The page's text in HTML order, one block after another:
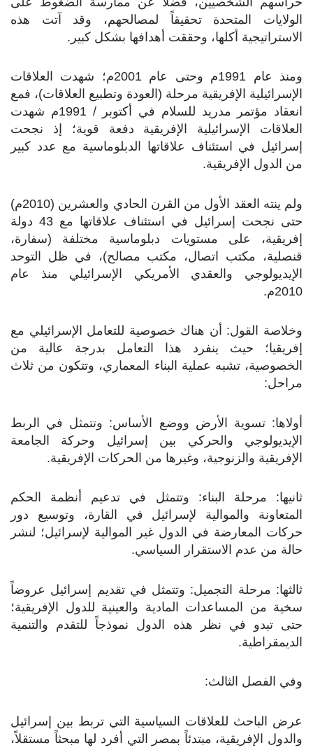
الولايات المتحدة تحقيقاً لمصالحهم، وقد آتت هذه
الاستراتيجية أكلها، وحققت أهدافها بشكل كبير.
ومنذ عام 1991م وحتى عام 2001م؛ شهدت العلاقات
الإسرائيلية الإفريقية مرحلة (العودة وتطبيع العلاقات)، فمع
انعقاد مؤتمر مدريد للسلام في أكتوبر / 1991م شهدت
العلاقات الإسرائيلية الإفريقية دفعة قوية؛ إذ نجحت
إسرائيل في استئناف علاقاتها الدبلوماسية مع عدد كبير
من الدول الإفريقية.
ولم ينته العقد الأول من القرن الحادي والعشرين (2010م)
حتى نجحت إسرائيل في استئناف علاقاتها مع 43 دولة
إفريقية، على مستويات دبلوماسية مختلفة (سفارة،
قنصلية، مكتب اتصال، مكتب مصالح)، في ظل التوحد
الإيديولوجي والعقدي الأمريكي الإسرائيلي منذ عام
2010م.
وخلاصة القول: أن هناك خصوصية للتعامل الإسرائيلي مع
إفريقيا؛ حيث ينفرد هذا التعامل بدرجة عالية من
الخصوصية، تشبه عملية البناء المعماري، وتتكون من ثلاث
مراحل:
أولاها: تسوية الأرض ووضع الأساس: وتتمثل في الربط
الإيديولوجي والحركي بين إسرائيل وحركة الجامعة
الإفريقية والزنوجية، وغيرها من الحركات الإفريقية.
ثانيها: مرحلة البناء: وتتمثل في تدعيم أنظمة الحكم
المتعاونة والموالية لإسرائيل في القارة، وتوسيع دور
حركات المعارضة في الدول غير الموالية لإسرائيل؛ لنشر
حالة من عدم الاستقرار السياسي.
ثالثها: مرحلة التجميل: وتتمثل في تقديم إسرائيل عروضاً
سخية من المساعدات المادية والعينية للدول الإفريقية؛
حتى تبدو في نظر هذه الدول نموذجاً للتقدم والتنمية
الديمقراطية.
وفي الفصل الثالث:
عرض الباحث للعلاقات السياسية التي تربط بين إسرائيل
والدول الإفريقية، مبتدئاً بمصر التي أفرد لها مبحثاً مستقلاً،